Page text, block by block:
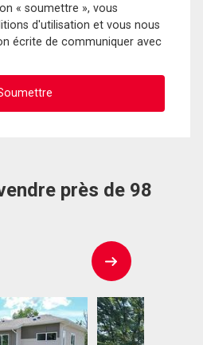
« soumettre », vous
d'utilisation et vous nous
écrite de communiquer avec
près de 98